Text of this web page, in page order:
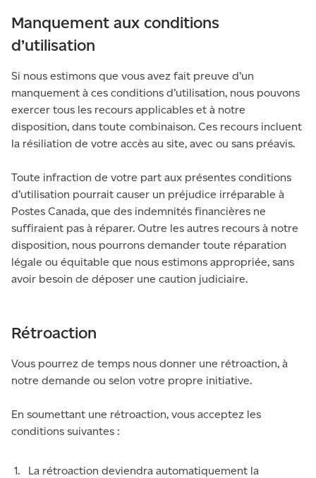
Manquement aux conditions
d’utilisation
Si nous estimons que vous avez fait preuve d’un
manquement à ces conditions d’utilisation, nous pouvons
exercer tous les recours applicables et à notre
disposition, dans toute combinaison. Ces recours incluent
la résiliation de votre accès au site, avec ou sans préavis.
Toute infraction de votre part aux présentes conditions
d’utilisation pourrait causer un préjudice irréparable à
Postes Canada, que des indemnités financières ne
suffiraient pas à réparer. Outre les autres recours à notre
disposition, nous pourrons demander toute réparation
légale ou équitable que nous estimons appropriée, sans
avoir besoin de déposer une caution judiciaire.
Rétroaction
Vous pourrez de temps nous donner une rétroaction, à
notre demande ou selon votre propre initiative.
En soumettant une rétroaction, vous acceptez les
conditions suivantes :
La rétroaction deviendra automatiquement la